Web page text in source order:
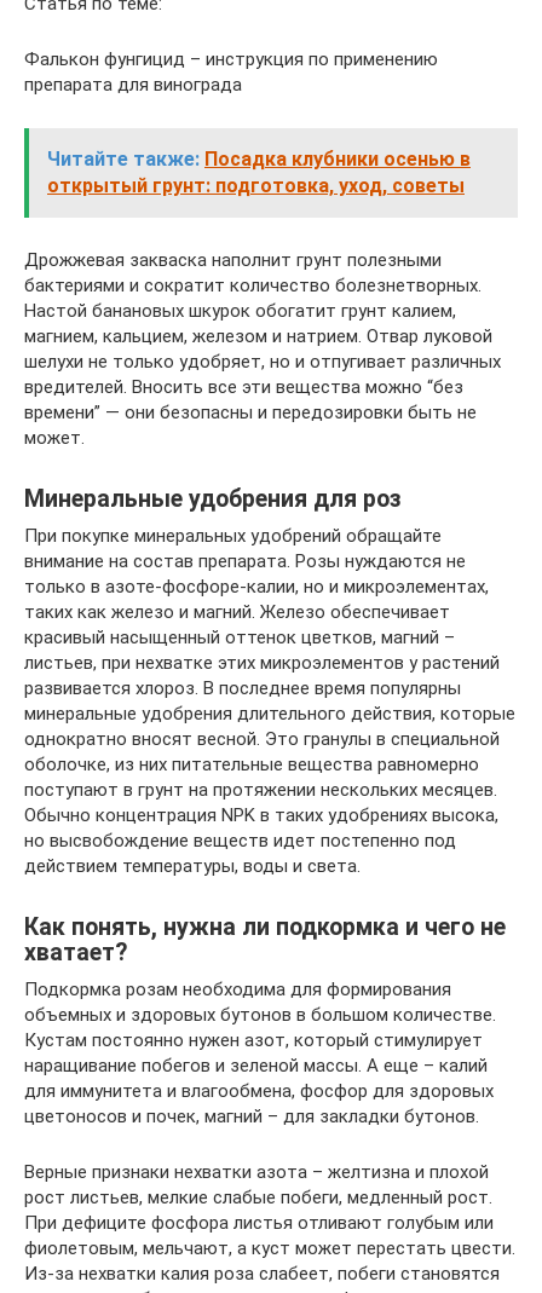
Фалькон фунгицид – инструкция по применению
препарата для винограда
Читайте также: Посадка клубники осенью в
открытый грунт: подготовка, уход, советы
Дрожжевая закваска наполнит грунт полезными
бактериями и сократит количество болезнетворных.
Настой банановых шкурок обогатит грунт калием,
магнием, кальцием, железом и натрием. Отвар луковой
шелухи не только удобряет, но и отпугивает различных
вредителей. Вносить все эти вещества можно “без
времени” — они безопасны и передозировки быть не
может.
Минеральные удобрения для роз
При покупке минеральных удобрений обращайте
внимание на состав препарата. Розы нуждаются не
только в азоте-фосфоре-калии, но и микроэлементах,
таких как железо и магний. Железо обеспечивает
красивый насыщенный оттенок цветков, магний –
листьев, при нехватке этих микроэлементов у растений
развивается хлороз. В последнее время популярны
минеральные удобрения длительного действия, которые
однократно вносят весной. Это гранулы в специальной
оболочке, из них питательные вещества равномерно
поступают в грунт на протяжении нескольких месяцев.
Обычно концентрация NPK в таких удобрениях высока,
но высвобождение веществ идет постепенно под
действием температуры, воды и света.
Как понять, нужна ли подкормка и чего не
хватает?
Подкормка розам необходима для формирования
объемных и здоровых бутонов в большом количестве.
Кустам постоянно нужен азот, который стимулирует
наращивание побегов и зеленой массы. А еще – калий
для иммунитета и влагообмена, фосфор для здоровых
цветоносов и почек, магний – для закладки бутонов.
Верные признаки нехватки азота – желтизна и плохой
рост листьев, мелкие слабые побеги, медленный рост.
При дефиците фосфора листья отливают голубым или
фиолетовым, мельчают, а куст может перестать цвести.
Из-за нехватки калия роза слабеет, побеги становятся